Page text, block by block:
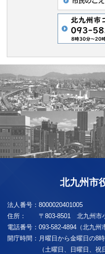
北九州市
法人番号： 8000020401005
住所：
〒803-8501 北九州市
電話番号： 093-582-4894（北九州
開庁時間： 月曜日から金曜日の8
（土曜日、日曜日、祝